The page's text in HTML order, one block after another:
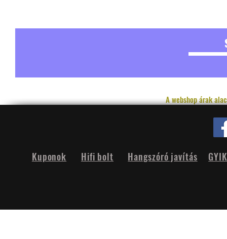
A webshop árak
Hifi bolt
Kuponok Hangszóró javítás GYIK